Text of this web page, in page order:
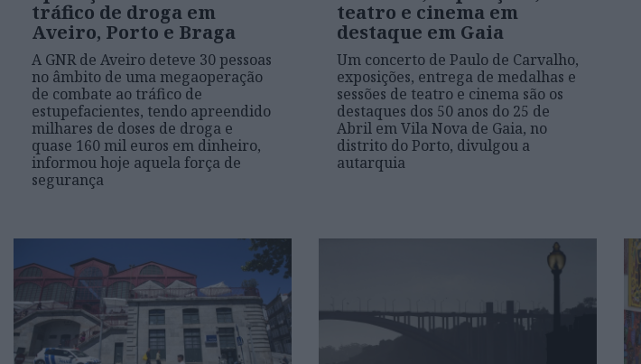
tráfico de droga em
Aveiro, Porto e Braga
A GNR de Aveiro deteve 30 pessoas
no âmbito de uma megaoperação
de combate ao tráfico de
estupefacientes, tendo apreendido
milhares de doses de droga e
quase 160 mil euros em dinheiro,
informou hoje aquela força de
segurança
teatro e cinema em
destaque em Gaia
Um concerto de Paulo de Carvalho,
exposições, entrega de medalhas e
sessões de teatro e cinema são os
destaques dos 50 anos do 25 de
Abril em Vila Nova de Gaia, no
distrito do Porto, divulgou a
autarquia